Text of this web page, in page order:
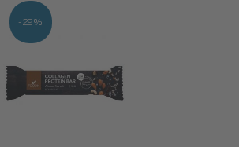
-29%